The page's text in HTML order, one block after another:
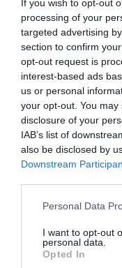
If you wish to opt-out
processing of your
targeted advertising
section to confirm
opt-out request is
interest-based ads
us or personal
your opt-out. You
disclosure of your
IAB’s list of
also be disclosed by
Downstream
Please note that this
not limited to your
grant or deny
use your data for
Personal Data
I want to opt-out
personal data.
Opted In
Rólunk:
Kapcsolat
3915 Tarcal,
+36 30 955 2167
http://pallpince.hu/
fb.com/